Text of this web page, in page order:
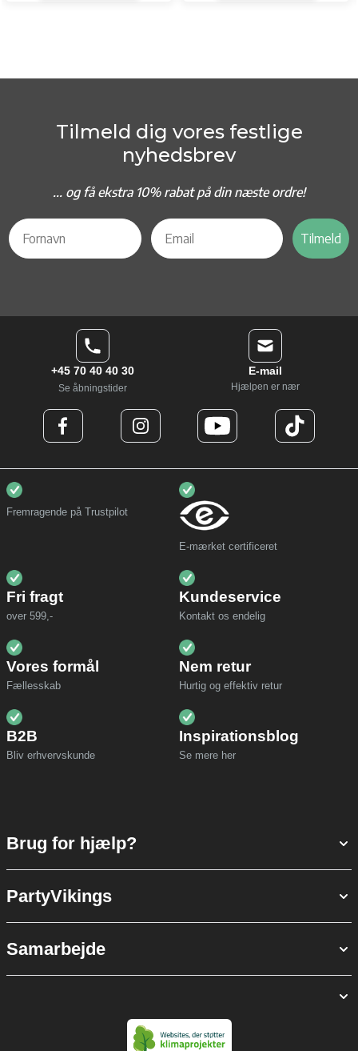
Tilmeld dig vores festlige
nyhedsbrev
... og få ekstra 10% rabat på din næste ordre!
Tilmeld
+45 70 40 40 30
Se åbningstider
E-mail
Hjælpen er nær
Fremragende på Trustpilot
E-mærket certificeret
Fri fragt
over 599,-
Kundeservice
Kontakt os endelig
Vores formål
Fællesskab
Nem retur
Hurtig og effektiv retur
B2B
Bliv erhvervskunde
Inspirationsblog
Se mere her
Brug for hjælp?
PartyVikings
Samarbejde